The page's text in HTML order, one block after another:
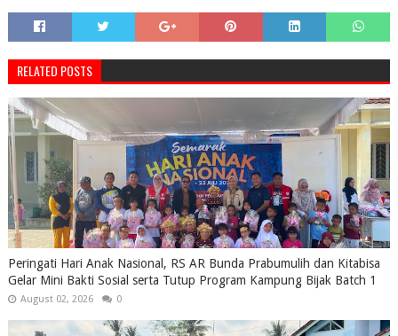
RELATED POSTS
Peringati Hari Anak Nasional, RS AR Bunda Prabumulih dan Kitabisa
Gelar Mini Bakti Sosial serta Tutup Program Kampung Bijak Batch 1
August 02, 2026 0